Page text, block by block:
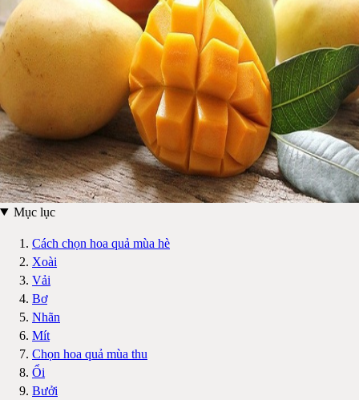
Mục lục
Cách chọn hoa quả mùa hè
Xoài
Vải
Bơ
Nhãn
Mít
Chọn hoa quả mùa thu
Ổi
Bưởi